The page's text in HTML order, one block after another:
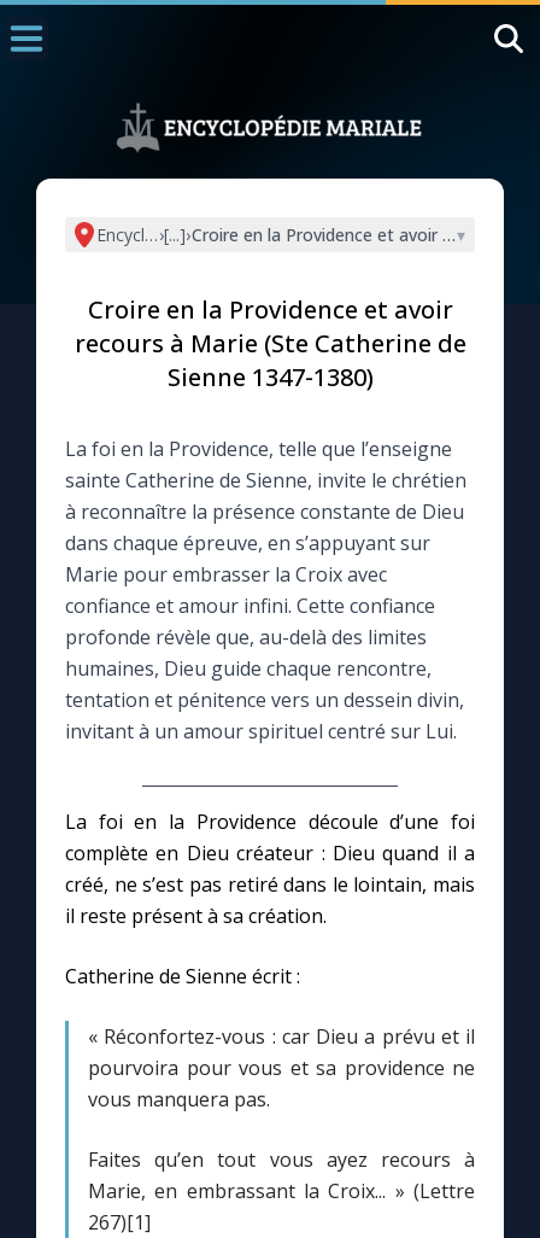
L'actualité de la semaine
La chaîne Youtube
La newsletter
La vidéo de la semaine
Le compte Tiktok
Le magazine
Le site internet
Prier au quotidien
Les premiers samedis du mois
Marie qui défait les nœuds
Me consacrer à Jésus par Marie
Encyclopédie mariale
›[...]›Croire en la Providence et avoir recours à
▾
Croire en la Providence et avoir
recours à Marie (Ste Catherine de
Sienne 1347-1380)
La foi en la Providence, telle que l’enseigne
sainte Catherine de Sienne, invite le chrétien
à reconnaître la présence constante de Dieu
dans chaque épreuve, en s’appuyant sur
Marie pour embrasser la Croix avec
confiance et amour infini. Cette confiance
profonde révèle que, au-delà des limites
humaines, Dieu guide chaque rencontre,
tentation et pénitence vers un dessein divin,
invitant à un amour spirituel centré sur Lui.
La foi en la Providence découle d’une foi
complète en Dieu créateur : Dieu quand il a
créé, ne s’est pas retiré dans le lointain, mais
il reste présent à sa création.
Catherine de Sienne écrit :
« Réconfortez-vous : car Dieu a prévu et il
pourvoira pour vous et sa providence ne
vous manquera pas.
Faites qu’en tout vous ayez recours à
Marie, en embrassant la Croix... » (Lettre
267)[1]